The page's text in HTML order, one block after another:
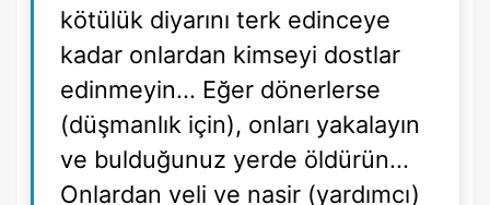
kötülük diyarını terk edinceye
kadar onlardan kimseyi dostlar
edinmeyin... Eğer dönerlerse
(düşmanlık için), onları yakalayın
ve bulduğunuz yerde öldürün...
Onlardan veli ve nasir (yardımcı)